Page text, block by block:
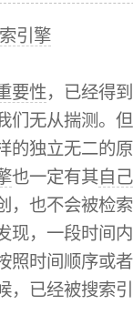
引擎
要性，已经得
们无从揣测。
的独立无二的
也一定有其自己
，也不会被检
现，一段时间
照时间顺序或
，已经被搜索